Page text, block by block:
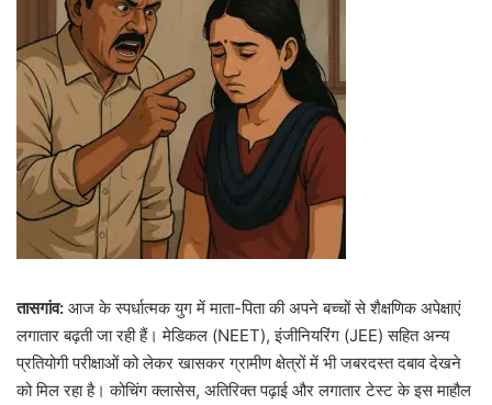
तासगांव: आज के स्पर्धात्मक युग में माता-पिता की अपने बच्चों से शैक्षणिक अपेक्षाएं
लगातार बढ़ती जा रही हैं। मेडिकल (NEET), इंजीनियरिंग (JEE) सहित अन्य
प्रतियोगी परीक्षाओं को लेकर खासकर ग्रामीण क्षेत्रों में भी जबरदस्त दबाव देखने
को मिल रहा है। कोचिंग क्लासेस, अतिरिक्त पढ़ाई और लगातार टेस्ट के इस माहौल